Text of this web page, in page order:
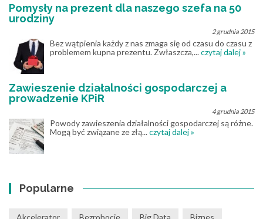
Pomysły na prezent dla naszego szefa na 50
urodziny
2 grudnia 2015
Bez wątpienia każdy z nas zmaga się od czasu do czasu z
problemem kupna prezentu. Zwłaszcza,...czytaj dalej »
Zawieszenie działalności gospodarczej a
prowadzenie KPiR
4 grudnia 2015
Powody zawieszenia działalności gospodarczej są różne.
Mogą być związane ze złą...czytaj dalej »
Popularne